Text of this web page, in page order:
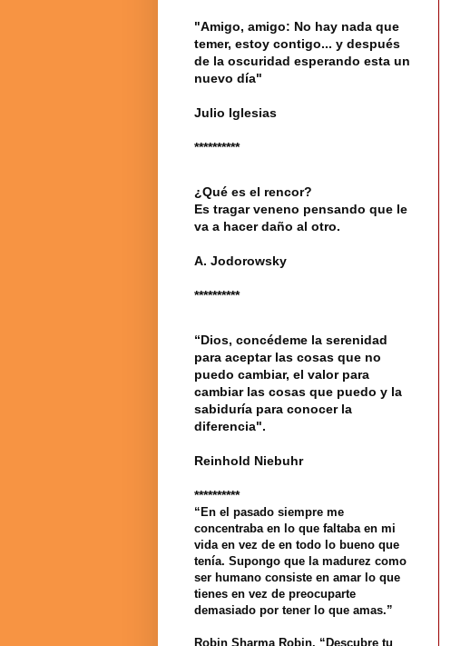
"Amigo, amigo: No hay nada que
temer, estoy contigo... y después
de la oscuridad esperando esta un
nuevo día"
Julio Iglesias
**********
¿Qué es el rencor?
Es tragar veneno pensando que le
va a hacer daño al otro.
A. Jodorowsky
**********
“Dios, concédeme la serenidad
para aceptar las cosas que no
puedo cambiar, el valor para
cambiar las cosas que puedo y la
sabiduría para conocer la
diferencia".
Reinhold Niebuhr
**********
“En el pasado siempre me
concentraba en lo que faltaba en mi
vida en vez de en todo lo bueno que
tenía. Supongo que la madurez como
ser humano consiste en amar lo que
tienes en vez de preocuparte
demasiado por tener lo que amas.”
Robin Sharma Robin. “Descubre tu